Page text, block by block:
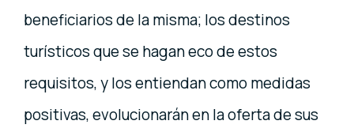
beneficiarios de la misma; los destinos
turísticos que se hagan eco de estos
requisitos, y los entiendan como medidas
positivas, evolucionarán en la oferta de sus